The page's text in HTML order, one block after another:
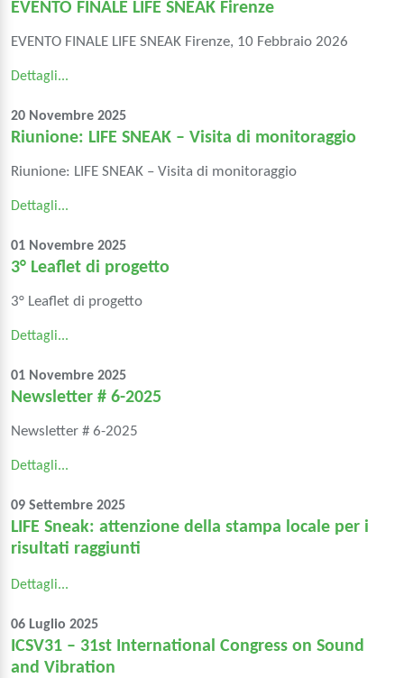
EVENTO FINALE LIFE SNEAK Firenze
EVENTO FINALE LIFE SNEAK Firenze, 10 Febbraio 2026
Dettagli...
20 Novembre 2025
Riunione: LIFE SNEAK – Visita di monitoraggio
Riunione: LIFE SNEAK – Visita di monitoraggio
Dettagli...
01 Novembre 2025
3° Leaflet di progetto
3° Leaflet di progetto
Dettagli...
01 Novembre 2025
Newsletter # 6-2025
Newsletter # 6-2025
Dettagli...
09 Settembre 2025
LIFE Sneak: attenzione della stampa locale per i
risultati raggiunti
Dettagli...
06 Luglio 2025
ICSV31 – 31st International Congress on Sound
and Vibration